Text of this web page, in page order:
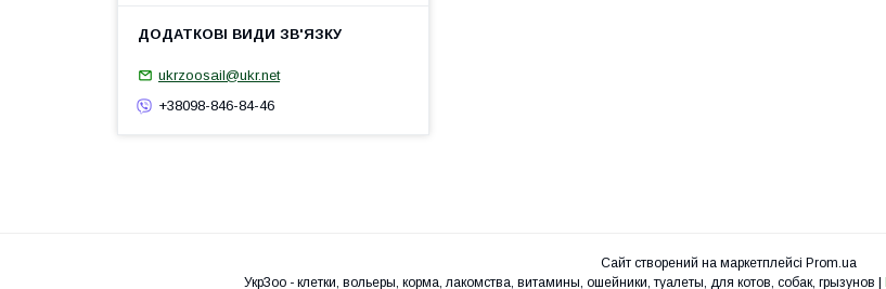
ukrzoosail@ukr.net
+38098-846-84-46
Сайт створений на маркетплейсі Prom.ua